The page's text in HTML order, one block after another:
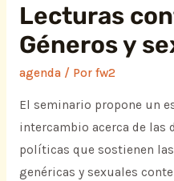
Lecturas
Géneros y
agenda/ Por fw2
El seminario propone un
intercambio acerca de las
políticas que sostienen
genéricas y sexuales